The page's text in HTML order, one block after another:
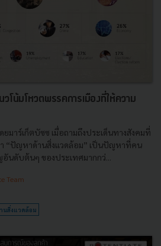
โน้มโหวตพรรคการเมืองที่ให้ความ
ยมาร์เก็ตบัซซ เมื่อถามถึงประเด็นทางสังคมที่
“ปัญหาด้านสิ่งแวดล้อม” เป็นปัญหาที่คน
ดับต้นๆ ของประเทศมากกว่...
Team
สิ่งแวดล้อม